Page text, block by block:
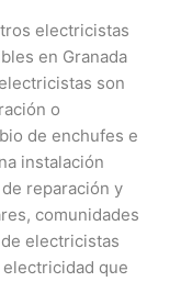
electricistas
en Granada
son
o
de enchufes e
instalación
reparación y
comunidades
electricistas
que